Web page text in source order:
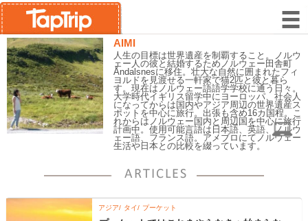
AIMI
人生の目標は世界遺産を制覇すること。ノルウ
ェー人の彼と結婚するためノルウェー田舎町
Åndalsnesに移住。壮大な自然に囲まれたフィ
ヨルドを見渡せる一軒家で猫2匹と彼と暮ら
す。現在はノルウェー語語学学校に通う日々。
大学時代イギリス留学中にヨーロッパ、社会人
になってからは国内やアジア周辺の世界遺産ス
ポットを中心に旅行。出張も含め16カ国程。こ
れからはノルウェー国内と周辺国を中心に旅行
計画中。使用可能言語は日本語、英語、ノルウ
ェー語、フランス語。アメブロにてノルウェー
生活や日本との比較を綴っています。
アジア タイ プーケット